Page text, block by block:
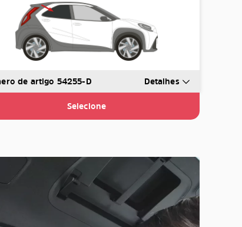
de artigo 54255-D Detalhes
Selecione